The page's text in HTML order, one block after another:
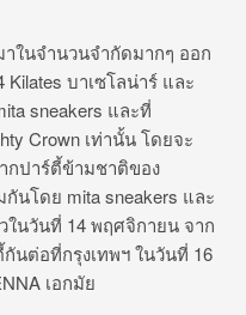
ในจำนวนจำกัดมากๆ ออก
Kilates บาเซโลน่าร์ และ
sneakers และที่
Crown เท่านั้น โดยจะ
กปาร์ตี้ข้ามชาติของ
นโดย mita sneakers และ
ในวันที่ 14 พฤศจิกายน จาก
นต่อที่กรุงเทพฯ ในวันที่ 16
เอกมัย